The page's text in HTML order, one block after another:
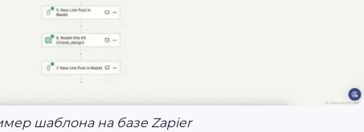
шаблона на базе Zapier